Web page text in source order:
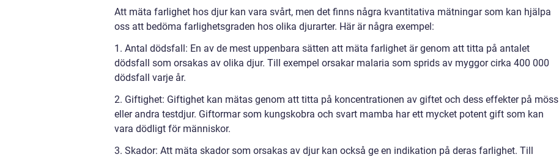
Att mäta farlighet hos djur kan vara svårt, men det finns några kvantitativa mätningar som kan hjälpa
oss att bedöma farlighetsgraden hos olika djurarter. Här är några exempel:
1. Antal dödsfall: En av de mest uppenbara sätten att mäta farlighet är genom att titta på antalet
dödsfall som orsakas av olika djur. Till exempel orsakar malaria som sprids av myggor cirka 400 000
dödsfall varje år.
2. Giftighet: Giftighet kan mätas genom att titta på koncentrationen av giftet och dess effekter på möss
eller andra testdjur. Giftormar som kungskobra och svart mamba har ett mycket potent gift som kan
vara dödligt för människor.
3. Skador: Att mäta skador som orsakas av djur kan också ge en indikation på deras farlighet. Till